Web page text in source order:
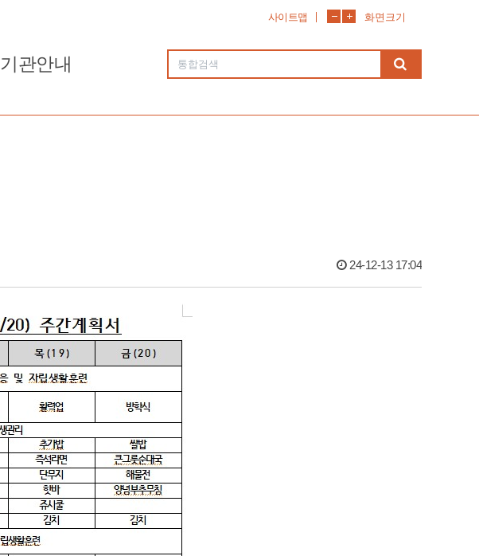
사이트맵 화면크기
기관안내
24-12-13 17:04